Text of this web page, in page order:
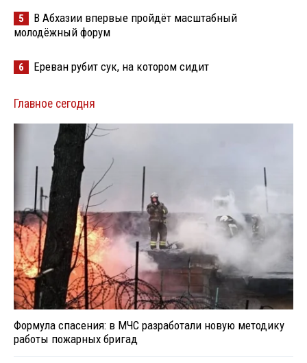
5
В Абхазии впервые пройдёт масштабный
молодёжный форум
6 Ереван рубит сук, на котором сидит
Главное сегодня
Формула спасения: в МЧС разработали новую методику
работы пожарных бригад